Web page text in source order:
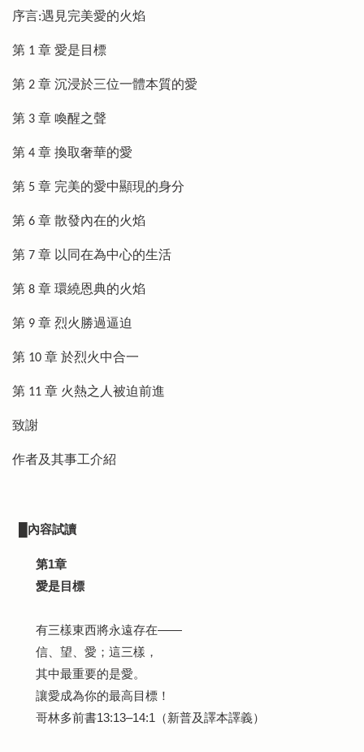
序言:遇見完美愛的火焰
第 1 章 愛是目標
第 2 章 沉浸於三位一體本質的愛
第 3 章 喚醒之聲
第 4 章 換取奢華的愛
第 5 章 完美的愛中顯現的身分
第 6 章 散發內在的火焰
第 7 章 以同在為中心的生活
第 8 章 環繞恩典的火焰
第 9 章 烈火勝過逼迫
第 10 章 於烈火中合一
第 11 章 火熱之人被迫前進
致謝
作者及其事工介紹
內容試讀
第1章
愛是目標
有三樣東西將永遠存在——
信、望、愛；這三樣，
其中最重要的是愛。
讓愛成為你的最高目標！
哥林多前書13:13–14:1（新普及譯本譯義）